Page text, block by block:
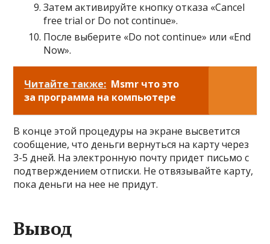
Затем активируйте кнопку отказа «Cancel
free trial or Do not continue».
После выберите «Do not continue» или «End
Now».
Читайте также: Msmr что это
за программа на компьютере
В конце этой процедуры на экране высветится
сообщение, что деньги вернуться на карту через
3-5 дней. На электронную почту придет письмо с
подтверждением отписки. Не отвязывайте карту,
пока деньги на нее не придут.
Вывод